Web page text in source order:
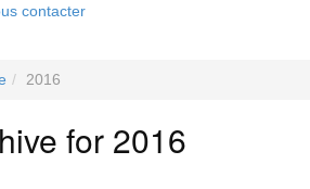
contacter
2016
for 2016